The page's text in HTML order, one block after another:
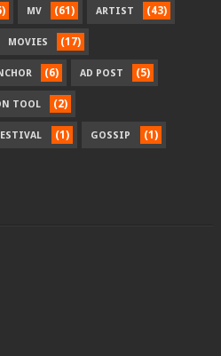
MV (61) ARTIST (43)
MOVIES (17)
(6) AD POST (5)
TOOL (2)
(1) GOSSIP (1)